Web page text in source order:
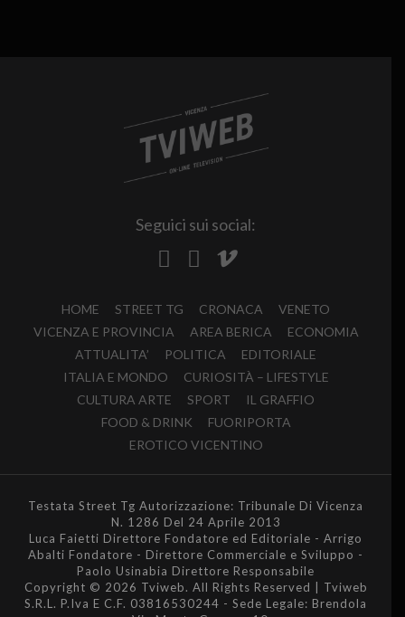
Seguici sui social:
HOME STREET TG CRONACA
VENETO
VICENZA E PROVINCIA
AREA BERICA
ECONOMIA
ATTUALITA’
POLITICA
EDITORIALE
ITALIA E MONDO
CURIOSITÀ – LIFESTYLE
CULTURA ARTE
SPORT
IL GRAFFIO
FOOD & DRINK
FUORIPORTA
EROTICO VICENTINO
Testata Street Tg Autorizzazione: Tribunale Di Vicenza
N. 1286 Del 24 Aprile 2013
Luca Faietti Direttore Fondatore ed Editoriale - Arrigo
Abalti Fondatore - Direttore Commerciale e Sviluppo -
Paolo Usinabia Direttore Responsabile
Copyright © 2026 Tviweb. All Rights Reserved | Tviweb
S.R.L. P.Iva E C.F. 03816530244 - Sede Legale: Brendola